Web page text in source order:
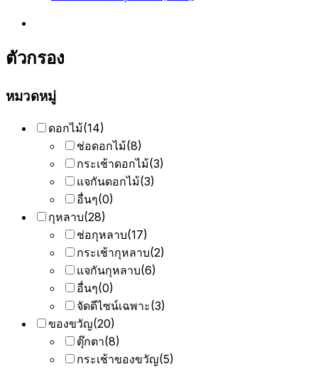
ตัวกรอง
หมวดหมู่
ดอกไม้(14)
ช่อดอกไม้(8)
กระเช้าดอกไม้(3)
แจกันดอกไม้(3)
อื่นๆ(0)
กุหลาบ(28)
ช่อกุหลาบ(17)
กระเช้ากุหลาบ(2)
แจกันกุหลาบ(6)
อื่นๆ(0)
จัดดีไซน์เฉพาะ(3)
ของขวัญ(20)
ตุ๊กตา(8)
กระเช้าของขวัญ(5)